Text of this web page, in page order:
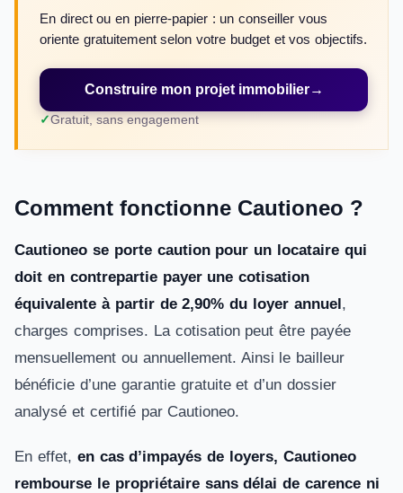
En direct ou en pierre-papier : un conseiller vous
oriente gratuitement selon votre budget et vos objectifs.
Construire mon projet immobilier→
Gratuit, sans engagement
Comment fonctionne Cautioneo ?
Cautioneo se porte caution pour un locataire qui
doit en contrepartie payer une cotisation
équivalente à partir de 2,90% du loyer annuel,
charges comprises. La cotisation peut être payée
mensuellement ou annuellement. Ainsi le bailleur
bénéficie d’une garantie gratuite et d’un dossier
analysé et certifié par Cautioneo.
En effet, en cas d’impayés de loyers, Cautioneo
rembourse le propriétaire sans délai de carence ni